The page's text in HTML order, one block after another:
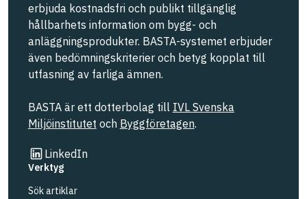
erbjuda kostnadsfri och publikt tillgänglig
hållbarhets information om bygg- och
anläggningsprodukter. BASTA-systemet erbjuder
även bedömningskriterier och betyg kopplat till
utfasning av farliga ämnen.
BASTA är ett dotterbolag till IVL Svenska
Miljöinstitutet och Byggföretagen.
LinkedIn
Länk till annan webbplats
Verktyg
Sök artiklar